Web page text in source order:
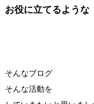
お役に立てるような
そんなブログ
そんな活動を